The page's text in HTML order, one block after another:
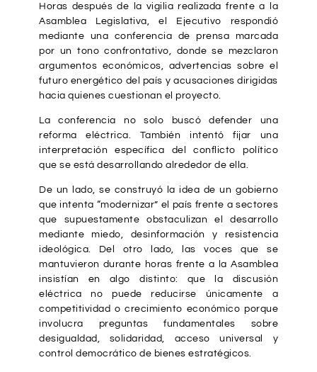
Horas después de la vigilia realizada frente a la
Asamblea Legislativa, el Ejecutivo respondió
mediante una conferencia de prensa marcada
por un tono confrontativo, donde se mezclaron
argumentos económicos, advertencias sobre el
futuro energético del país y acusaciones dirigidas
hacia quienes cuestionan el proyecto.
La conferencia no solo buscó defender una
reforma eléctrica. También intentó fijar una
interpretación específica del conflicto político
que se está desarrollando alrededor de ella.
De un lado, se construyó la idea de un gobierno
que intenta “modernizar” el país frente a sectores
que supuestamente obstaculizan el desarrollo
mediante miedo, desinformación y resistencia
ideológica. Del otro lado, las voces que se
mantuvieron durante horas frente a la Asamblea
insistían en algo distinto: que la discusión
eléctrica no puede reducirse únicamente a
competitividad o crecimiento económico porque
involucra preguntas fundamentales sobre
desigualdad, solidaridad, acceso universal y
control democrático de bienes estratégicos.